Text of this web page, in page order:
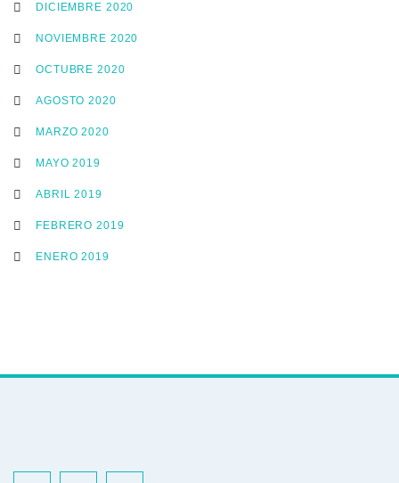
DICIEMBRE 2020
NOVIEMBRE 2020
OCTUBRE 2020
AGOSTO 2020
MARZO 2020
MAYO 2019
ABRIL 2019
FEBRERO 2019
ENERO 2019